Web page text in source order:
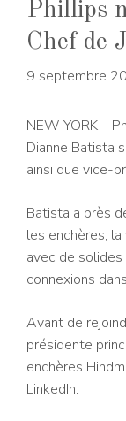
Phillips
Chef de
9 septembre
NEW YORK –
Dianne Batista
ainsi que vice-
Batista a près
les enchères,
avec de
connexions
Avant de
présidente
enchères
LinkedIn.